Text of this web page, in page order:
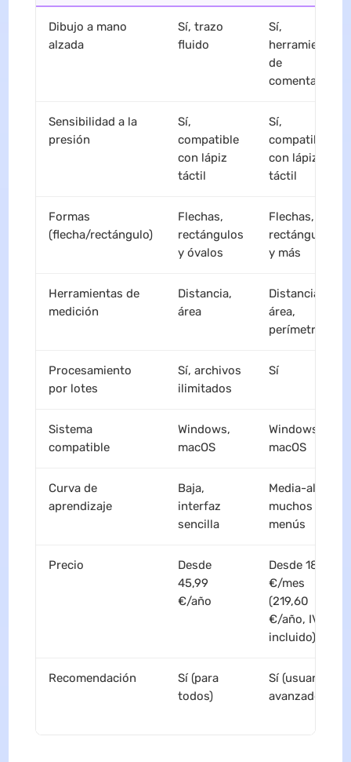
Dibujo a mano
alzada
Sí, trazo
fluido
Sí,
herramientas
de
comentarios
Sensibilidad a la
presión
Sí,
compatible
con lápiz
táctil
Sí,
compatible
con lápiz
táctil
Formas
(flecha/rectángulo)
Flechas,
rectángulos
y óvalos
Flechas,
rectángulos
y más
Herramientas de
medición
Distancia,
área
Distancia,
área,
perímetro
Procesamiento
por lotes
Sí, archivos
ilimitados
Sí
Sistema
compatible
Windows,
macOS
Windows,
macOS
Curva de
aprendizaje
Baja,
interfaz
sencilla
Media-alta,
muchos
menús
Precio
Desde
45,99
€/año
Desde 18,30
€/mes
(219,60
€/año, IVA
incluido)
Recomendación
Sí (para
todos)
Sí (usuarios
avanzados)